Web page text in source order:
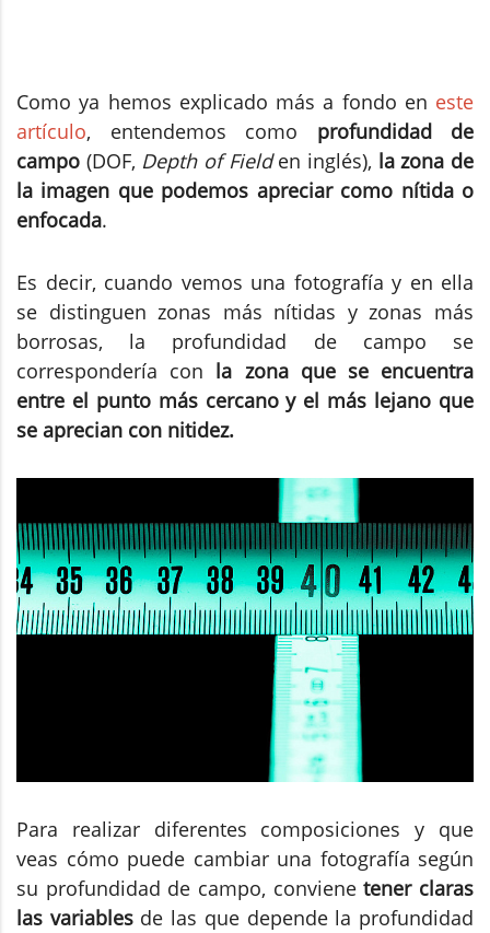
Como ya hemos explicado más a fondo en este
artículo, entendemos como profundidad de
campo (DOF, Depth of Fielden inglés), la zona de
la imagen que podemos apreciar como nítida o
enfocada.
Es decir, cuando vemos una fotografía y en ella
se distinguen zonas más nítidas y zonas más
borrosas, la profundidad de campo se
correspondería con la zona que se encuentra
entre el punto más cercano y el más lejano que
se aprecian con nitidez.
Para realizar diferentes composiciones y que
veas cómo puede cambiar una fotografía según
su profundidad de campo, convienetener claras
las variablesde las que depende la profundidad